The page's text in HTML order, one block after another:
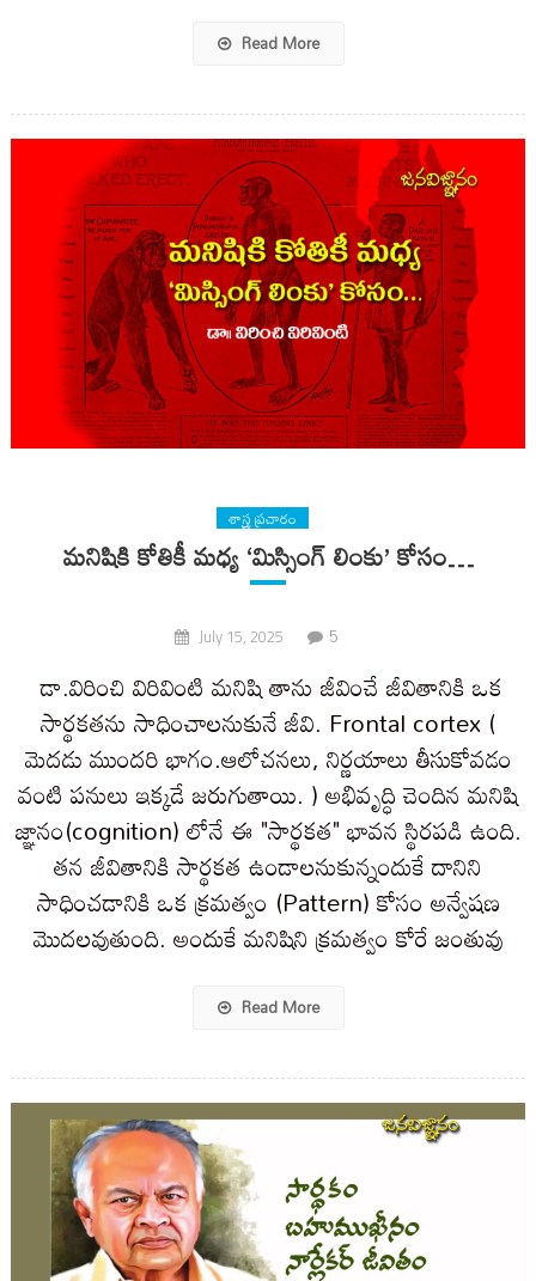
Read More
శాస్త్ర ప్రచారం
మనిషికి కోతికీ మధ్య ‘మిస్సింగ్ లింకు’ కోసం…
July 15, 2025 5
డా.విరించి విరివింటి మనిషి తాను జీవించే జీవితానికి ఒక
సార్థకతను సాధించాలనుకునే జీవి. Frontal cortex (
మెదడు ముందరి భాగం.ఆలోచనలు, నిర్ణయాలు తీసుకోవడం
వంటి పనులు ఇక్కడే జరుగుతాయి. ) అభివృద్ధి చెందిన మనిషి
జ్ఞానం(cognition) లోనే ఈ "సార్థకత" భావన స్థిరపడి ఉంది‌.
తన జీవితానికి సార్థకత ఉండాలనుకున్నందుకే దానిని
సాధించడానికి ఒక క్రమత్వం (Pattern) కోసం అన్వేషణ
మొదలవుతుంది‌. అందుకే మనిషిని క్రమత్వం కోరే జంతువు
Read More